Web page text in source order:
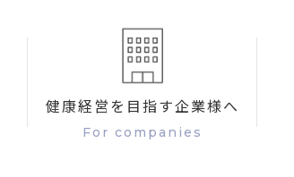
健康経営を目指す企業様へ
For companies